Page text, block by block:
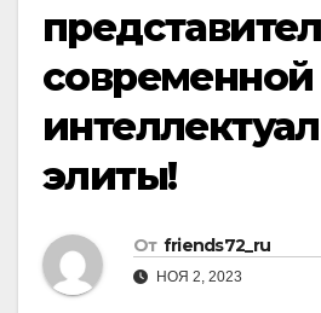
современной
элиты!
От friends72_ru
НОЯ 2, 2023